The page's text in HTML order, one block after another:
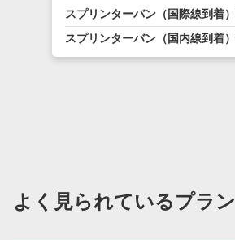
スプリンターバン（国際線到着）
スプリンターバン（国内線到着）
よく見られているプラン